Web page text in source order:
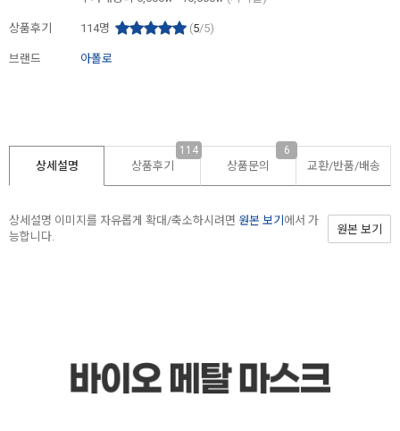
상품후기 114명 (5/5)
브랜드 아폴로
상세설명 상품후기
114
상품문의
6
교환/반품/배송
상세설명 이미지를 자유롭게 확대/축소하시려면 원본 보기 에서 가
능합니다.
원본 보기